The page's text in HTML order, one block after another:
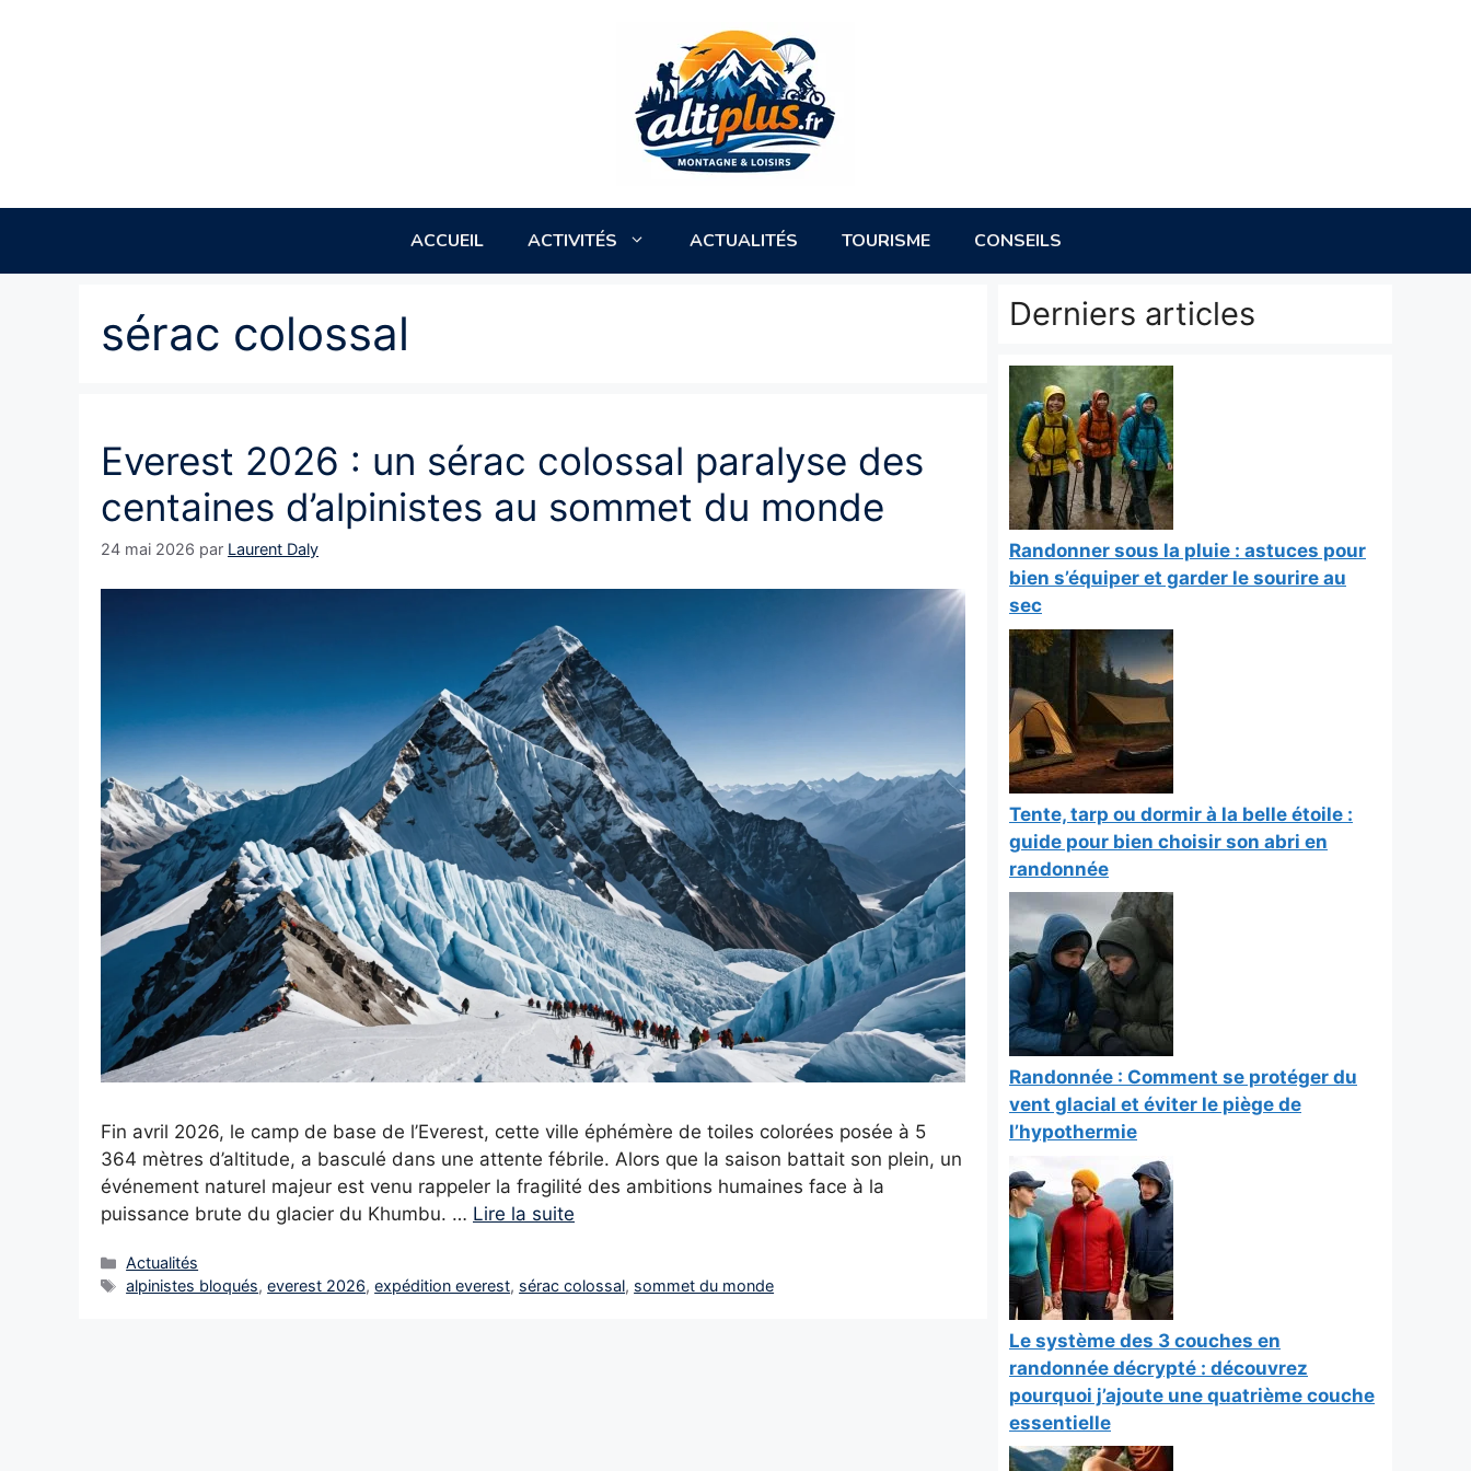
ACCUEIL ACTIVITÉS ACTUALITÉS TOURISME CONSEILS
sérac colossal
Everest 2026 : un sérac colossal paralyse des
centaines d’alpinistes au sommet du monde
24 mai 2026 par Laurent Daly
Fin avril 2026, le camp de base de l’Everest, cette ville éphémère de toiles colorées posée à 5
364 mètres d’altitude, a basculé dans une attente fébrile. Alors que la saison battait son plein, un
événement naturel majeur est venu rappeler la fragilité des ambitions humaines face à la
puissance brute du glacier du Khumbu. … Lire la suite
Catégories
Actualités
Étiquettes
alpinistes bloqués,everest 2026,expédition everest, sérac colossal, sommet du monde
Derniers articles
Randonner sous la pluie : astuces pour
bien s’équiper et garder le sourire au
sec
Tente, tarp ou dormir à la belle étoile :
guide pour bien choisir son abri en
randonnée
Randonnée : Comment se protéger du
vent glacial et éviter le piège de
l’hypothermie
Le système des 3 couches en
randonnée décrypté : découvrez
pourquoi j’ajoute une quatrième couche
essentielle